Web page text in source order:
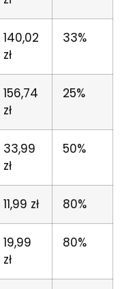
140,02
zł
33%
156,74
zł
25%
33,99
zł
50%
11,99 zł 80%
19,99
zł
80%